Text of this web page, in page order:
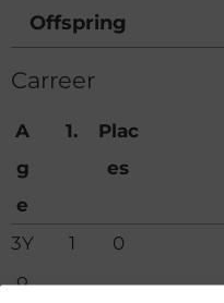
Offspring
Carreer
A
g
e
1.
Plac
es
3Y
o
1 0